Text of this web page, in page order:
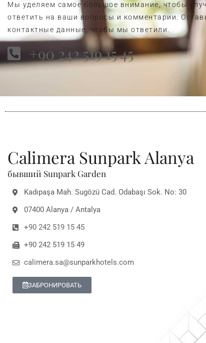
Мы уделяем самое большое внимание, чтобы
ответить на ваши вопросы и комментарии.
контактные данные, чтобы мы ответили.
+90 242 519 15 45
Calimera Sunpark Alanya
бывший Sunpark Garden
Kadıpaşa Mah. Sugözü Cad. Odabaşı Sok. No: 30
07400 Alanya / Antalya
+90 242 519 15 45
+90 242 519 15 49
calimera.sa@sunparkhotels.com
ЗАБРОНИРОВАТЬ